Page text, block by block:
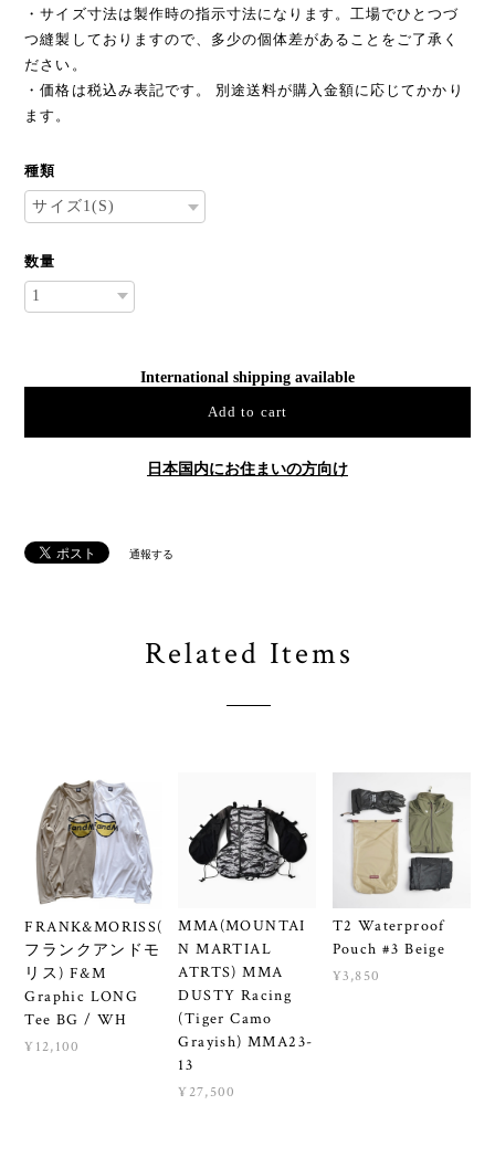
・サイズ寸法は製作時の指示寸法になります。工場でひとつづ
つ縫製しておりますので、多少の個体差があることをご了承く
ださい。
・価格は税込み表記です。 別途送料が購入金額に応じてかかり
ます。
種類
数量
International shipping available
Add to cart
日本国内にお住まいの方向け
通報する
Related Items
FRANK&MORISS(
フランクアンドモ
リス) F&M
Graphic LONG
Tee BG / WH
¥12,100
MMA(MOUNTAI
N MARTIAL
ATRTS) MMA
DUSTY Racing
(Tiger Camo
Grayish) MMA23-
13
¥27,500
T2 Waterproof
Pouch #3 Beige
¥3,850